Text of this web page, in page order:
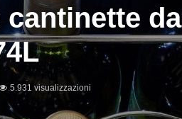
da
5.931 visualizzazioni